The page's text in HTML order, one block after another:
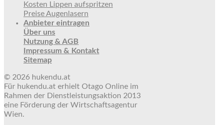
Kosten Lippen aufspritzen
Preise Augenlasern
Anbieter eintragen
Über uns
Nutzung & AGB
Impressum & Kontakt
Sitemap
© 2026 hukendu.at
Für hukendu.at erhielt Otago Online im
Rahmen der Dienstleistungsaktion 2013
eine Förderung der Wirtschaftsagentur
Wien.